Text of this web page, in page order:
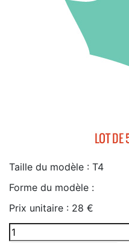
Taille du modèle : T4
Forme du modèle :
Prix unitaire : 28 €